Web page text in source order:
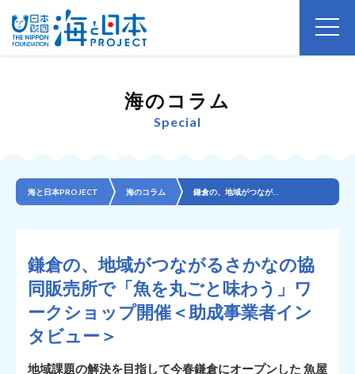
海のコラム
Special
海と日本PROJECT 海のコラム 鎌倉の、地域がつながるさかなの協同販売所で「魚を丸ごと味わう」ワークショップ開催＜助成事業者インタビ...
鎌倉の、地域がつながるさかなの協
同販売所で「魚を丸ごと味わう」ワ
ークショップ開催＜助成事業者イン
タビュー＞
地域課題の解決を目指して今春鎌倉にオープンした 魚屋